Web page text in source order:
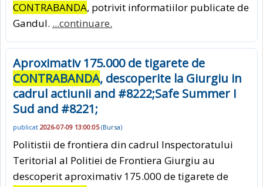
CONTRABANDA, potrivit informatiilor publicate de
Gandul. ...continuare.
Aproximativ 175.000 de tigarete de
CONTRABANDA, descoperite la Giurgiu in
cadrul actiunii and #8222;Safe Summer I
Sud and #8221;
publicat 2026-07-09 13:00:05(Bursa)
Politistii de frontiera din cadrul Inspectoratului
Teritorial al Politiei de Frontiera Giurgiu au
descoperit aproximativ 175.000 de tigarete de